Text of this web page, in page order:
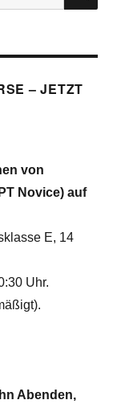
– JETZT
von
Novice) auf
E, 14
Uhr.
Abenden,